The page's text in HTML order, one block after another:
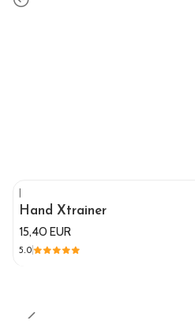
|
Hand Xtrainer
15,40 EUR
5.0